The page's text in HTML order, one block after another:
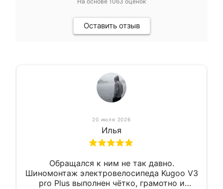
Оставить отзыв
20 июля 2026
Илья
Обращался к ним не так давно.
Шиномонтаж электровелосипеда Kugoo V3
pro Plus выполнен чётко, грамотно и